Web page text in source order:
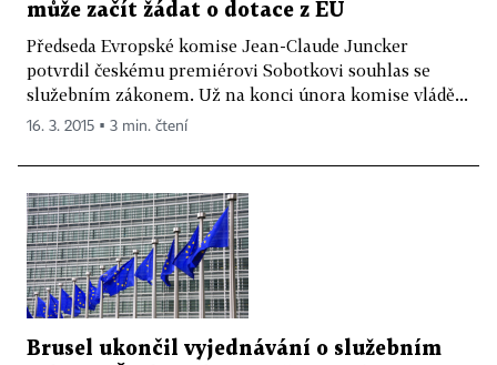
může začít žádat o dotace z EU
Předseda Evropské komise Jean-Claude Juncker
potvrdil českému premiérovi Sobotkovi souhlas se
služebním zákonem. Už na konci února komise vládě...
16. 3. 2015 ▪ 3 min. čtení
Brusel ukončil vyjednávání o služebním